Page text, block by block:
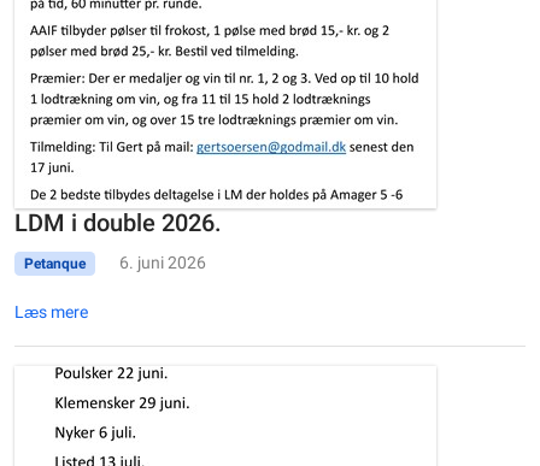
LDM i double 2026.
Petanque 6. juni 2026
Læs mere